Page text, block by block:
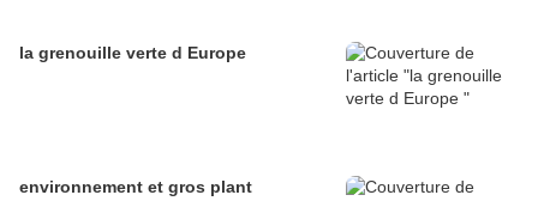
la grenouille verte d Europe
environnement et gros plant